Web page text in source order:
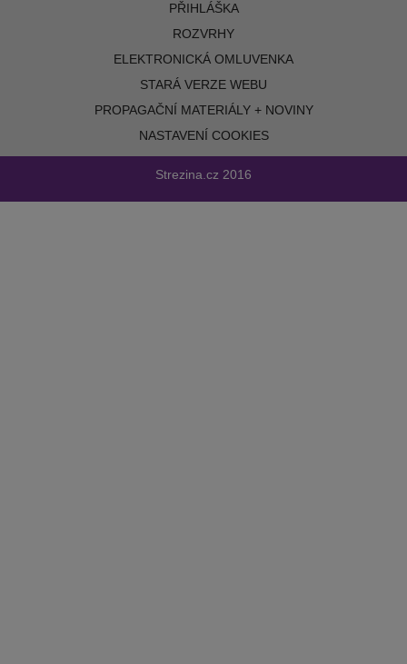
PŘIHLÁŠKA
ROZVRHY
ELEKTRONICKÁ OMLUVENKA
STARÁ VERZE WEBU
PROPAGAČNÍ MATERIÁLY + NOVINY
NASTAVENÍ COOKIES
Strezina.cz 2016